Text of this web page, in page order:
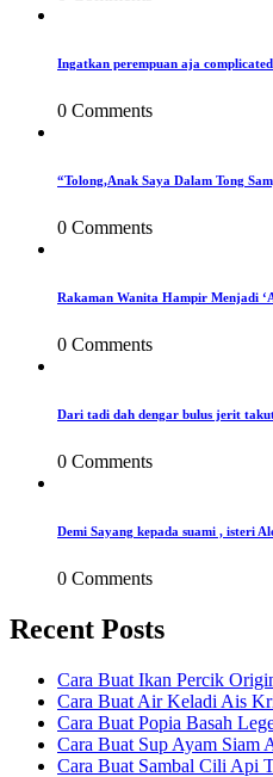
Ingatkan perempuan aja
0 Comments
“Tolong,Anak Saya Dalam Tong
0 Comments
Rakaman Wanita Hampir Menjadi
0 Comments
Dari tadi dah dengar bulus jerit
0 Comments
Demi Sayang kepada suami , isteri
0 Comments
Recent Posts
Cara Buat Ikan Percik
Cara Buat Air Keladi Ais
Cara Buat Popia Basah
Cara Buat Sup Ayam Siam
Cara Buat Sambal Cili Api